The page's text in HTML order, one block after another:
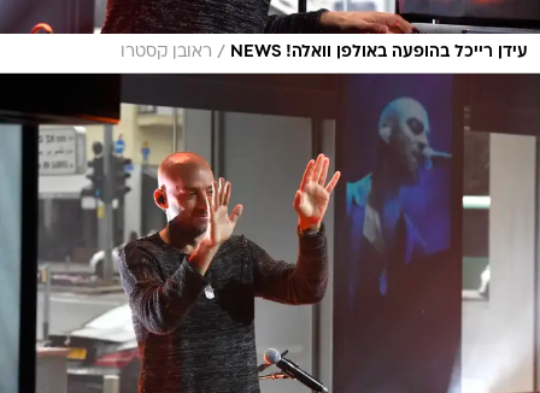
עידן רייכל בהופעה באולפן וואלה! NEWS / ראובן קסטרו